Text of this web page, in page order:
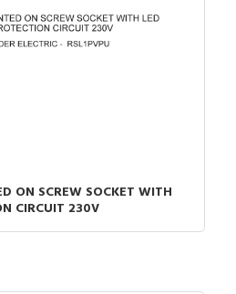
ON SCREW SOCKET WITH
CIRCUIT 230V